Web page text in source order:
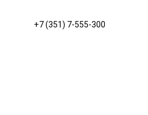
+7 (351) 7-555-300